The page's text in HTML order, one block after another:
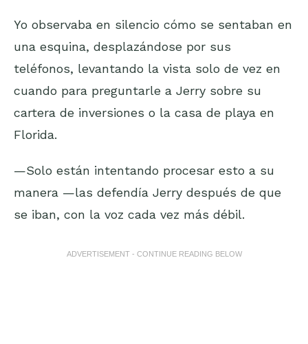
Yo observaba en silencio cómo se sentaban en
una esquina, desplazándose por sus
teléfonos, levantando la vista solo de vez en
cuando para preguntarle a Jerry sobre su
cartera de inversiones o la casa de playa en
Florida.
—Solo están intentando procesar esto a su
manera —las defendía Jerry después de que
se iban, con la voz cada vez más débil.
ADVERTISEMENT - CONTINUE READING BELOW